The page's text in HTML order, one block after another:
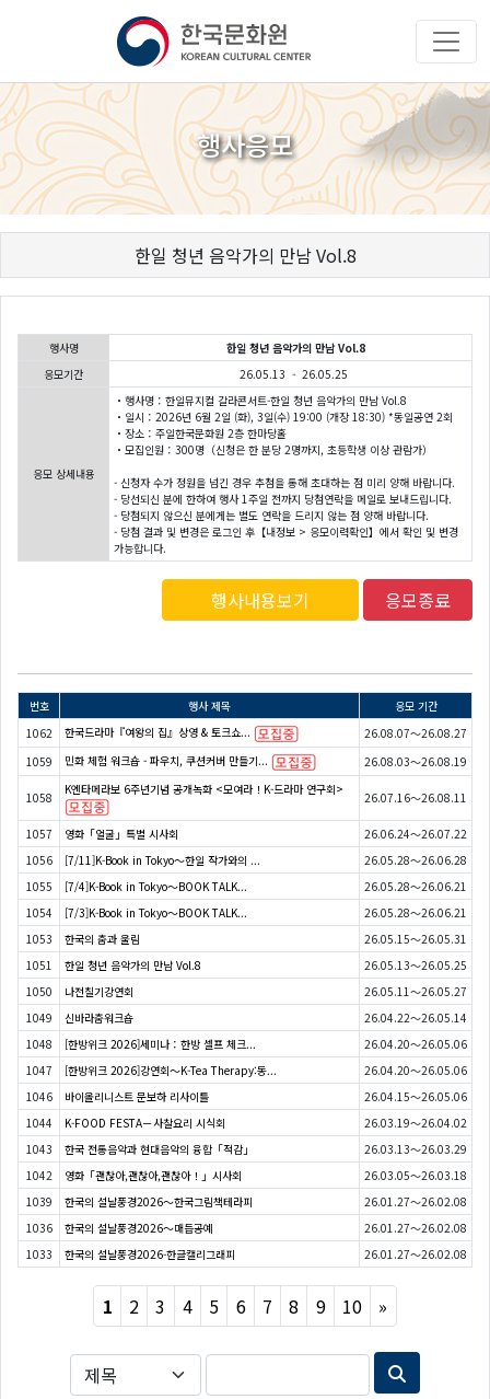
행사응모
한일 청년 음악가의 만남 Vol.8
행사명
한일 청년 음악가의 만남 Vol.8
응모기간
26.05.13 - 26.05.25
응모 상세내용
・행사명：한일뮤지컬 갈라콘서트-한일 청년 음악가의 만남 Vol.8
・일시：2026년 6월 2일 (화), 3일(수) 19:00 (개장 18:30) *동일공연 2회
・장소：주일한국문화원 2층 한마당홀
・모집인원：300명（신청은 한 분당 2명까지, 초등학생 이상 관람가）
- 신청자 수가 정원을 넘긴 경우 추첨을 통해 초대하는 점 미리 양해 바랍니다.
- 당선되신 분에 한하여 행사 1주일 전까지 당첨연락을 메일로 보내드립니다.
- 당첨되지 않으신 분에게는 별도 연락을 드리지 않는 점 양해 바랍니다.
- 당첨 결과 및 변경은 로그인 후【내정보 > 응모이력확인】에서 확인 및 변경
가능합니다.
행사내용보기 응모종료
번호 행사 제목
응모 기간
1062
한국드라마『여왕의 집』상영 & 토크쇼...
26.08.07～26.08.27
1059
민화 체험 워크숍 - 파우치, 쿠션커버 만들기... 26.08.03～26.08.19
1058
K엔타메라보 6주년기념 공개녹화 <모여라！K-드라마 연구회>
26.07.16～26.08.11
1057 영화「얼굴」특별 시사회
26.06.24～26.07.22
1056
[7/11]K-Book in Tokyo～한일 작가와의 ...
26.05.28～26.06.28
1055
[7/4]K-Book in Tokyo～BOOK TALK...
26.05.28～26.06.21
1054
[7/3]K-Book in Tokyo～BOOK TALK...
26.05.28～26.06.21
1053
한국의 춤과 울림
26.05.15～26.05.31
1051
한일 청년 음악가의 만남 Vol.8
26.05.13～26.05.25
1050
나전칠기강연회
26.05.11～26.05.27
1049
신바라춤워크숍
26.04.22～26.05.14
1048
[한방위크 2026]세미나：한방 셀프 체크...
26.04.20～26.05.06
1047
[한방위크 2026]강연회〜K-Tea Therapy:동...
26.04.20～26.05.06
1046
바이올리니스트 문보하 리사이틀
26.04.15～26.05.06
1044
K-FOOD FESTA－사찰요리 시식회
26.03.19～26.04.02
1043
한국 전통음악과 현대음악의 융합「적감」
26.03.13～26.03.29
1042
영화「괜찮아,괜찮아,괜찮아！」시사회
26.03.05～26.03.18
1039
한국의 설날풍경2026〜한국그림책테라피
26.01.27～26.02.08
1036
한국의 설날풍경2026〜매듭공예
26.01.27～26.02.08
1033
한국의 설날풍경2026-한글캘리그래피 26.01.27～26.02.08
1 2 3 4 5 6 7 8 9 10 »